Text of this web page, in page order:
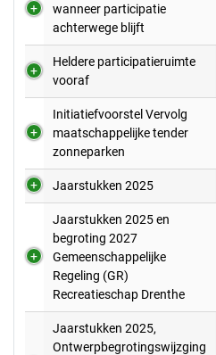
wanneer participatie
achterwege blijft
Heldere participatieruimte
vooraf
Initiatiefvoorstel Vervolg
maatschappelijke tender
zonneparken
Jaarstukken 2025
Jaarstukken 2025 en
begroting 2027
Gemeenschappelijke
Regeling (GR)
Recreatieschap Drenthe
Jaarstukken 2025,
Ontwerpbegrotingswijzging